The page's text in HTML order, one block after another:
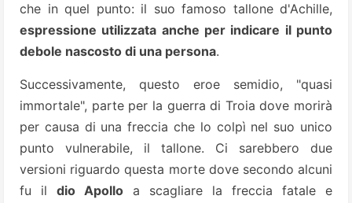
che in quel punto: il suo famoso tallone d'Achille,
espressione utilizzata anche per indicare il punto
debole nascosto di una persona.
Successivamente, questo eroe semidio, "quasi
immortale", parte per la guerra di Troia dove morirà
per causa di una freccia che lo colpì nel suo unico
punto vulnerabile, il tallone. Ci sarebbero due
versioni riguardo questa morte dove secondo alcuni
fu il dio Apollo a scagliare la freccia fatale e